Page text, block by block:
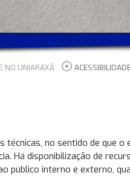
NO UNIARAXÁ
técnicas, no sentido de que
Há disponibilização de
público interno e externo,